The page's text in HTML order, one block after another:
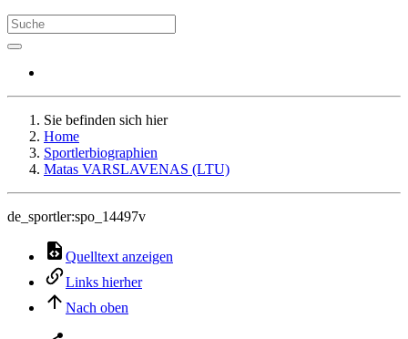
Sie befinden sich hier
Home
Sportlerbiographien
Matas VARSLAVENAS (LTU)
de_sportler:spo_14497v
Quelltext anzeigen
Links hierher
Nach oben